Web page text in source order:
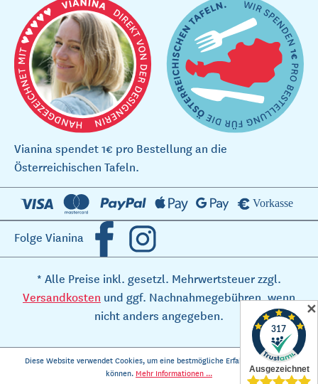
Vianina spendet 1€ pro Bestellung an die
Österreichischen Tafeln.
Folge Vianina
* Alle Preise inkl. gesetzl. Mehrwertsteuer zzgl.
Versandkosten und ggf. Nachnahmegebühren, wenn
nicht anders angegeben.
Diese Website verwendet Cookies, um eine bestmögliche Erfahrung bieten zu
können. Mehr Informationen ...
✕